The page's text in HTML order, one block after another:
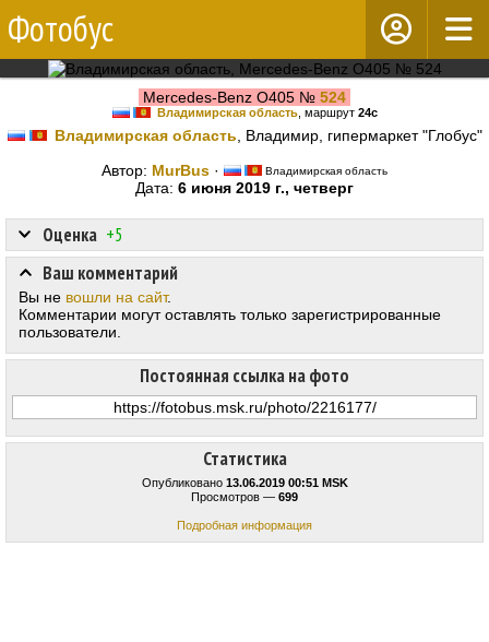
Фотобус
Mercedes-Benz O405 № 524
Владимирская область, маршрут 24с
Владимирская область , Владимир, гипермаркет "Глобус"
Автор: MurBus · Владимирская область
Дата: 6 июня 2019 г., четверг
Статистика
Опубликовано 13.06.2019 00:51 MSK
Просмотров — 699
Подробная информация
Оценка +5
Постоянная ссылка на фото
Ваш комментарий
Вы не вошли на сайт.
Комментарии могут оставлять только зарегистрированные
пользователи.